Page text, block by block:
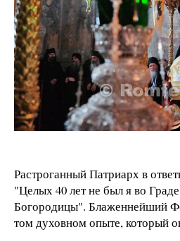
Растроганный Патриарх в
"Целых 40 лет не был я во
Богородицы". Блаженнейший
том духовном опыте, который